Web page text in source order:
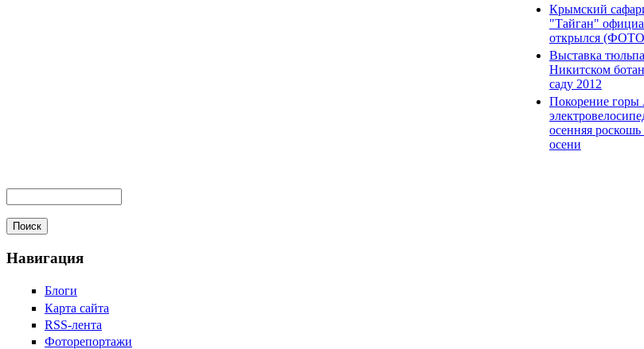
Крымский
"Тайган"
открылся
Выставка
Никитском
саду 2012
Покорение
осенняя
осени
Навигация
Блоги
Карта сайта
RSS-лента
Фоторепортажи